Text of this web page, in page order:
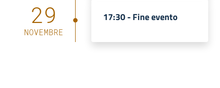
29
NOVEMBRE
17:30 -Fine evento